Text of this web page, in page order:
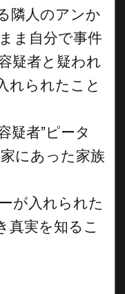
隣人のアンか
ま自分で事件
疑者と疑われ
れられたこと
疑者”ピータ
にあった家族
が入れられた
真実を知るこ